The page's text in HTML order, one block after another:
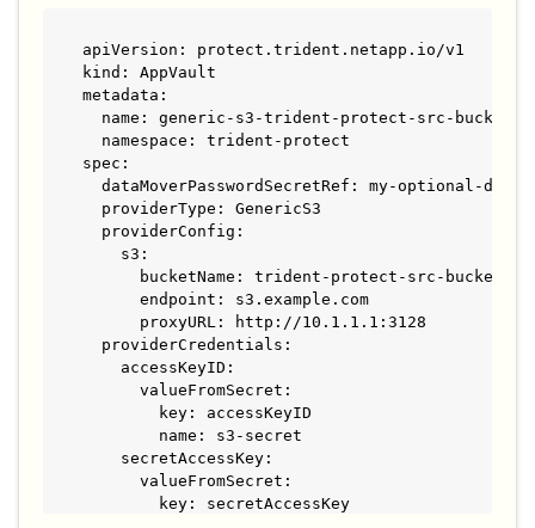
apiVersion: protect.trident.netapp.io/v1
kind: AppVault
metadata:
  name: generic-s3-trident-protect-src-bucket
  namespace: trident-protect
spec:
dataMoverPasswordSecretRef: my-optional-
  providerType: GenericS3
  providerConfig:
    s3:
      bucketName: trident-protect-src-bucket
      endpoint: s3.example.com
      proxyURL: http://10.1.1.1:3128
  providerCredentials:
    accessKeyID:
      valueFromSecret:
        key: accessKeyID
        name: s3-secret
    secretAccessKey:
      valueFromSecret:
        key: secretAccessKey